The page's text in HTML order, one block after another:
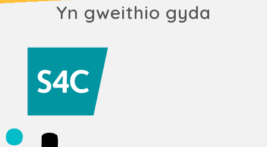
Yn gweithio gyda